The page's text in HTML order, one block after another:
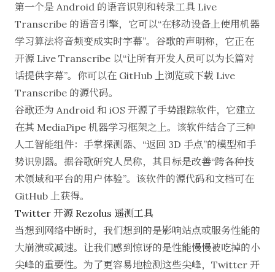
第一个是 Android 的语音识别和转录工具 Live
Transcribe 的语音引擎，它可以“在移动设备上使用机器
学习算法将音频变成实时字幕”。谷歌的声明称，它正在
开源 Live Transcribe 以“让所有开发人员可以为长篇对
话提供字幕”。你可以在 GitHub 上浏览或下载 Live
Transcribe 的源代码。
谷歌还为 Android 和 iOS 开源了手势跟踪软件，它建立
在其 MediaPipe 机器学习框架之上。该软件结合了三种
人工智能组件：手掌探测器、“返回 3D 手点”的模型和手
势识别器。据谷歌研究人员称，其目标是改善“跨各种技
术领域和平台的用户体验”。该软件的源代码和文档可在
GitHub 上获得。
Twitter 开源 Rezolus 遥测工具
当想到网络中断时，我们想到的是影响站点或服务性能的
大崩溃或减速。让我们感到惊讶的是性能慢慢被吃掉的小
尖峰的重要性。为了更容易地检测这些尖峰，Twitter 开